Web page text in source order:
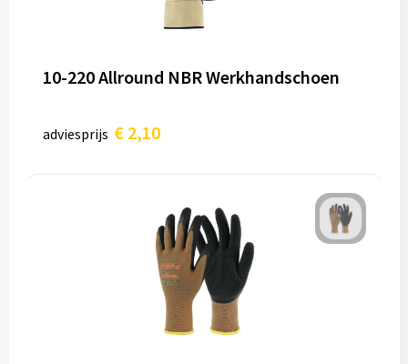
10-220 Allround NBR Werkhandschoen
adviesprijs € 2,10